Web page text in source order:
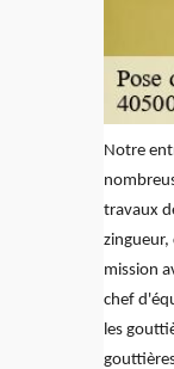
Notre
travaux
zingueur,
mission
chef
les